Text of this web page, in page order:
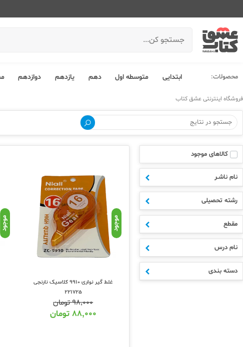
محصولات: ابتدایی متوسطه اول دهم یازدهم دوازدهم
فروشگاه اینترنتی عشق کتاب
کالاهای موجود
نام ناشـر
رشته تحصیلی
مقطع
نام درس
دسته بندی
موجود
غلط گیر نواری 9910 کلاسیک نارنجی
221725
۹۸,۰۰۰تومان
۸۸,۰۰۰ تومان
موجود